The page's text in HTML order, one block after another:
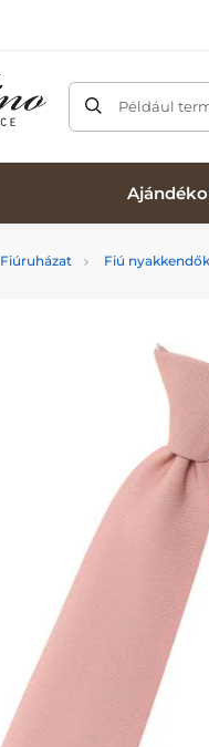
Például
Fiúruházat Fiú nyakkendők